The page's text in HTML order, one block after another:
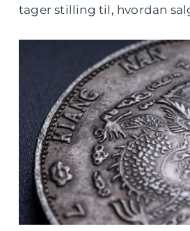
tager stilling til, hvordan